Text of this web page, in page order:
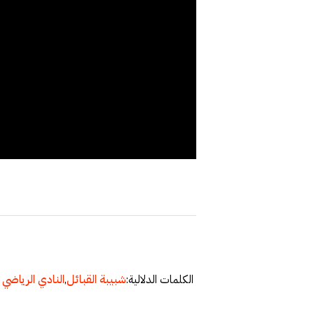
الكلمات الدلالية:شبيبة القبائل,النادي